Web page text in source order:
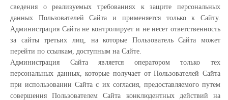
сведения о реализуемых требованиях к защите персональных
данных Пользователей Сайта и применяется только к Сайту.
Администрация Сайта не контролирует и не несет ответственность
за сайты третьих лиц, на которые Пользователь Сайта может
перейти по ссылкам, доступным на Сайте.
Администрация Сайта является оператором только тех
персональных данных, которые получает от Пользователей Сайта
при использовании Сайта с их согласия, предоставляемого путем
совершения Пользователем Сайта конклюдентных действий на